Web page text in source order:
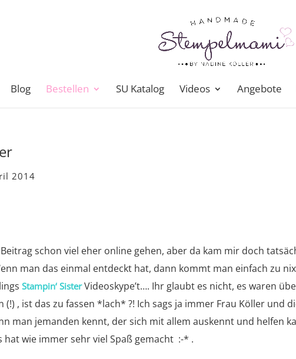
Blog Bestellen SU Katalog Videos Angebote
2014
schon viel eher online gehen, aber da kam mir doch
man das einmal entdeckt hat, dann kommt man einfach zu
Stampin‘ Sister Videoskype’t…. Ihr glaubt es nicht, es waren
(!) , ist das zu fassen *lach* ?! Ich sags ja immer Frau Köller und
man jemanden kennt, der sich mit allem auskennt und helfen
hat wie immer sehr viel Spaß gemacht :-* .